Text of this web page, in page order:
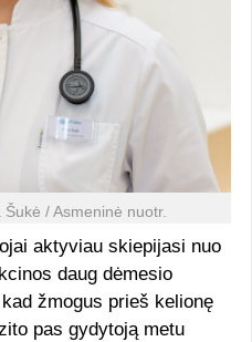
/ Asmeninė nuotr.
aktyviau skiepijasi nuo
daug dėmesio
žmogus prieš kelionę
pas gydytoją metu